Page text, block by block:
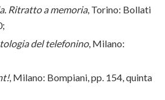
Ritratto a memoria, Torino: Bollati
del telefonino, Milano:
, Milano: Bompiani, pp. 154, quinta